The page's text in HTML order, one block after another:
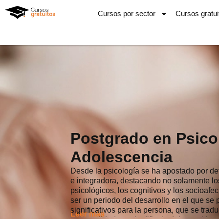
Cursos por sector Cursos
Postgrado en
Adolescencia
Desde la psicología se ha apostado por
e integradora, destacando no solamente
psicológicos, los cognitivos y los
ser un periodo del desarrollo en el que se
significativos para la persona, que se
Leer más